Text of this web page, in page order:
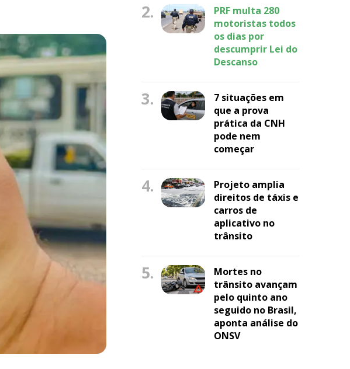
2.
PRF multa 280
motoristas todos
os dias por
descumprir Lei do
Descanso
3.
7 situações em
que a prova
prática da CNH
pode nem
começar
4.
Projeto amplia
direitos de táxis e
carros de
aplicativo no
trânsito
5.
Mortes no
trânsito avançam
pelo quinto ano
seguido no Brasil,
aponta análise do
ONSV